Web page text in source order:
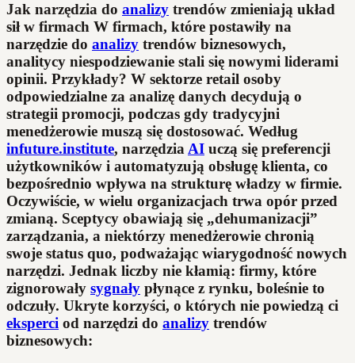
Jak narzędzia do analizy trendów zmieniają układ
sił w firmach W firmach, które postawiły na
narzędzie do analizy trendów biznesowych,
analitycy niespodziewanie stali się nowymi liderami
opinii. Przykłady? W sektorze retail osoby
odpowiedzialne za analizę danych decydują o
strategii promocji, podczas gdy tradycyjni
menedżerowie muszą się dostosować. Według
infuture.institute, narzędzia AI uczą się preferencji
użytkowników i automatyzują obsługę klienta, co
bezpośrednio wpływa na strukturę władzy w firmie.
Oczywiście, w wielu organizacjach trwa opór przed
zmianą. Sceptycy obawiają się „dehumanizacji”
zarządzania, a niektórzy menedżerowie chronią
swoje status quo, podważając wiarygodność nowych
narzędzi. Jednak liczby nie kłamią: firmy, które
zignorowały sygnały płynące z rynku, boleśnie to
odczuły. Ukryte korzyści, o których nie powiedzą ci
eksperci od narzędzi do analizy trendów
biznesowych: